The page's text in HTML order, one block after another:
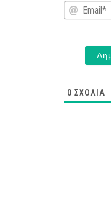
0 ΣΧΌΛΙΑ